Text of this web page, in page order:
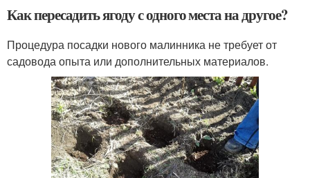
Как пересадить ягоду с одного места на другое?
Процедура посадки нового малинника не требует от
садовода опыта или дополнительных материалов.